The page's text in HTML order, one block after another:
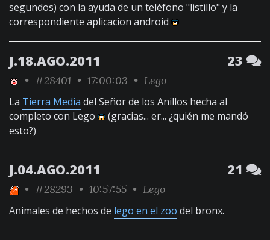
segundos) con la ayuda de un teléfono "listillo" y la
correspondiente aplicacion android
J.18.AGO.2011 23
• #28401 • 17:00:03 • Lego
La Tierra Media del Señor de los Anillos hecha al
completo con Lego
(gracias... er... ¿quién me mandó
esto?)
J.04.AGO.2011 21
• #28293 • 10:57:55 • Lego
Animales de hechos de lego en el zoo del bronx.